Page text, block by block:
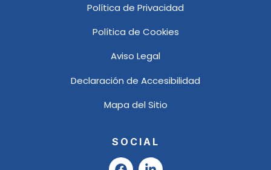
Política de Privacidad
Política de Cookies
Aviso Legal
Declaración de Accesibilidad
Mapa del Sitio
SOCIAL
F
L